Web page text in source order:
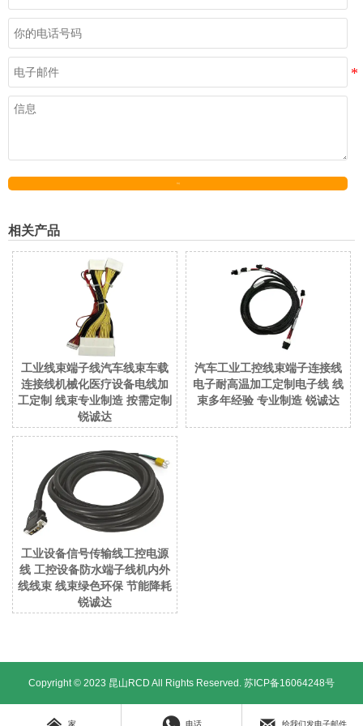
相关产品
工业线束端子线汽车线束车载
连接线机械化医疗设备电线加
工定制 线束专业制造 按需定制
锐诚达
汽车工业工控线束端子连接线
电子耐高温加工定制电子线 线
束多年经验 专业制造 锐诚达
工业设备信号传输线工控电源
线 工控设备防水端子线机内外
线线束 线束绿色环保 节能降耗
锐诚达
Copyright © 2023 昆山RCD All Rights Reserved. 苏ICP备16064248号
家 电话 给我们发电子邮件